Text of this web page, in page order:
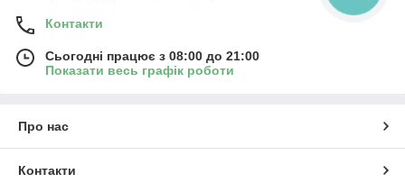
Контакти
Сьогодні працює з 08:00 до 21:00
Показати весь графік роботи
Про нас
Контакти